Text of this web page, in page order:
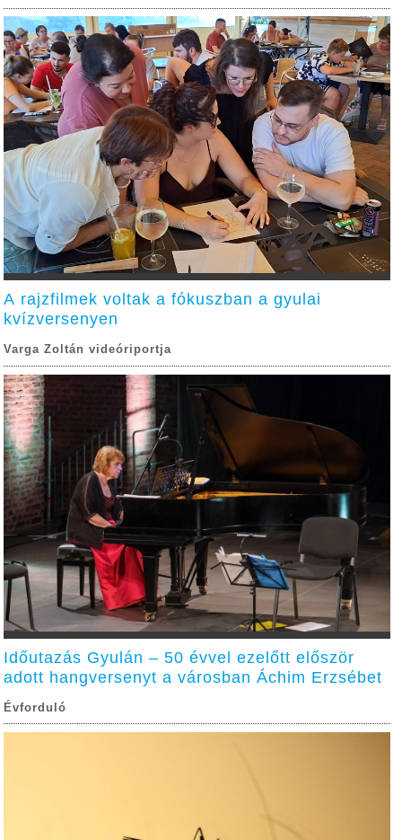
A rajzfilmek voltak a fókuszban a gyulai
kvízversenyen
Varga Zoltán videóriportja
Időutazás Gyulán – 50 évvel ezelőtt először
adott hangversenyt a városban Áchim Erzsébet
Évforduló